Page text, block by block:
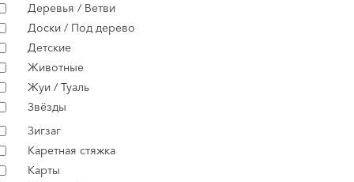
Деревья / Ветви
Доски / Под дерево
Детские
Животные
Жуи / Туаль
Звёзды
Зигзаг
Каретная стяжка
Карты